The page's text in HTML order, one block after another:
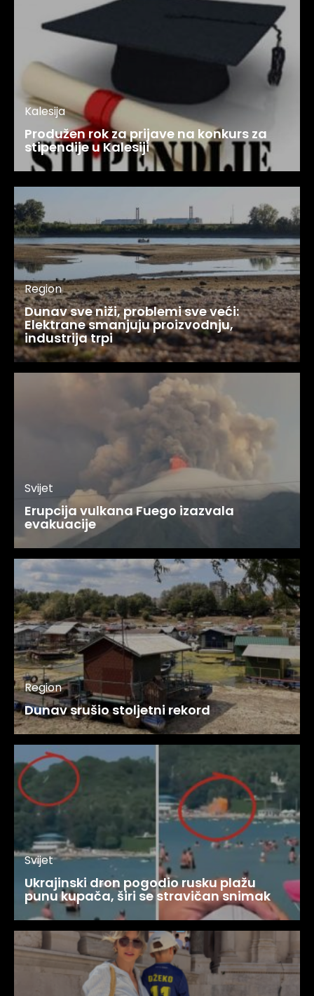
Kalesija
Produžen rok za prijave na konkurs za
stipendije u Kalesiji
Region
Dunav sve niži, problemi sve veći:
Elektrane smanjuju proizvodnju,
industrija trpi
Svijet
Erupcija vulkana Fuego izazvala
evakuacije
Region
Dunav srušio stoljetni rekord
Svijet
Ukrajinski dron pogodio rusku plažu
punu kupača, širi se stravičan snimak